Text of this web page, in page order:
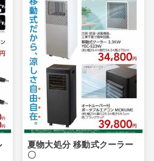
夏物大処分 移動式クーラー
〇